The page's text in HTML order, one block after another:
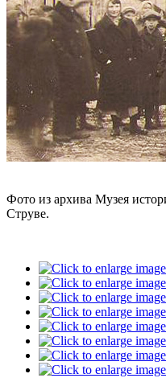
Фото из архива Музея
Струве.